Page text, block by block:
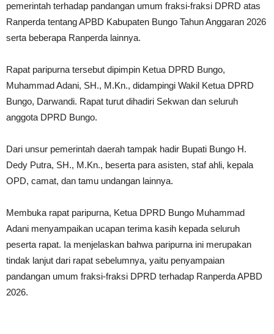
pemerintah terhadap pandangan umum fraksi-fraksi DPRD atas
Ranperda tentang APBD Kabupaten Bungo Tahun Anggaran 2026
serta beberapa Ranperda lainnya.
Rapat paripurna tersebut dipimpin Ketua DPRD Bungo,
Muhammad Adani, SH., M.Kn., didampingi Wakil Ketua DPRD
Bungo, Darwandi. Rapat turut dihadiri Sekwan dan seluruh
anggota DPRD Bungo.
Dari unsur pemerintah daerah tampak hadir Bupati Bungo H.
Dedy Putra, SH., M.Kn., beserta para asisten, staf ahli, kepala
OPD, camat, dan tamu undangan lainnya.
Membuka rapat paripurna, Ketua DPRD Bungo Muhammad
Adani menyampaikan ucapan terima kasih kepada seluruh
peserta rapat. Ia menjelaskan bahwa paripurna ini merupakan
tindak lanjut dari rapat sebelumnya, yaitu penyampaian
pandangan umum fraksi-fraksi DPRD terhadap Ranperda APBD
2026.